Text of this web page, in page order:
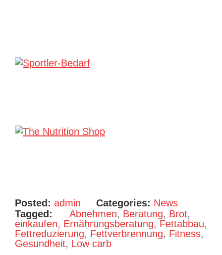
Posted: admin Categories: News
Tagged:
Abnehmen, Beratung, Brot,
einkaufen, Ernährungsberatung, Fettabbau,
Fettreduzierung, Fettverbrennung, Fitness,
Gesundheit, Low carb